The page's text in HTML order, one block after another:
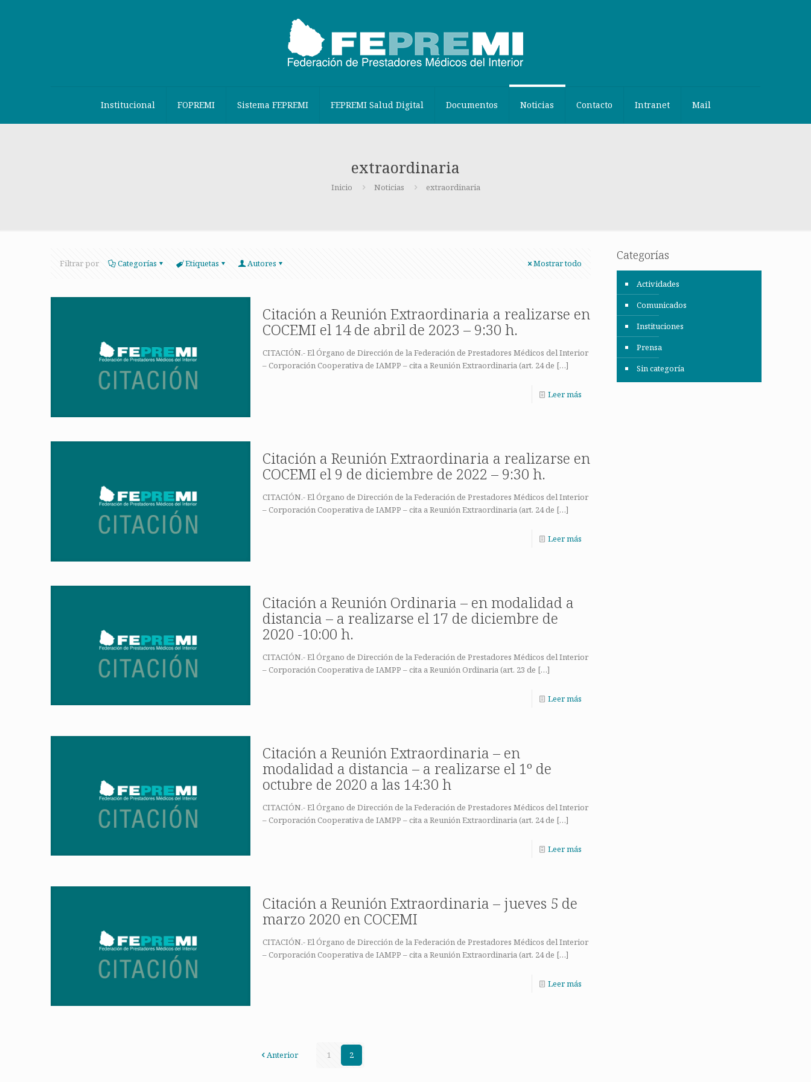
Institucional FOPREMI Sistema FEPREMI FEPREMI Salud Digital Documentos Noticias Contacto Intranet Mail
extraordinaria
Inicio Noticias extraordinaria
Filtrar por Categorías Etiquetas Autores Mostrar todo
Citación a Reunión Extraordinaria a realizarse en
COCEMI el 14 de abril de 2023 – 9:30 h.
CITACIÓN.- El Órgano de Dirección de la Federación de Prestadores Médicos del Interior
– Corporación Cooperativa de IAMPP – cita a Reunión Extraordinaria (art. 24 de […]
Leer más
Citación a Reunión Extraordinaria a realizarse en
COCEMI el 9 de diciembre de 2022 – 9:30 h.
CITACIÓN.- El Órgano de Dirección de la Federación de Prestadores Médicos del Interior
– Corporación Cooperativa de IAMPP – cita a Reunión Extraordinaria (art. 24 de […]
Leer más
Citación a Reunión Ordinaria – en modalidad a
distancia – a realizarse el 17 de diciembre de
2020 -10:00 h.
CITACIÓN.- El Órgano de Dirección de la Federación de Prestadores Médicos del Interior
– Corporación Cooperativa de IAMPP – cita a Reunión Ordinaria (art. 23 de […]
Leer más
Citación a Reunión Extraordinaria – en
modalidad a distancia – a realizarse el 1º de
octubre de 2020 a las 14:30 h
CITACIÓN.- El Órgano de Dirección de la Federación de Prestadores Médicos del Interior
– Corporación Cooperativa de IAMPP – cita a Reunión Extraordinaria (art. 24 de […]
Leer más
Citación a Reunión Extraordinaria – jueves 5 de
marzo 2020 en COCEMI
CITACIÓN.- El Órgano de Dirección de la Federación de Prestadores Médicos del Interior
– Corporación Cooperativa de IAMPP – cita a Reunión Extraordinaria (art. 24 de […]
Leer más
Anterior 1 2
Categorías
Actividades
Comunicados
Instituciones
Prensa
Sin categoría